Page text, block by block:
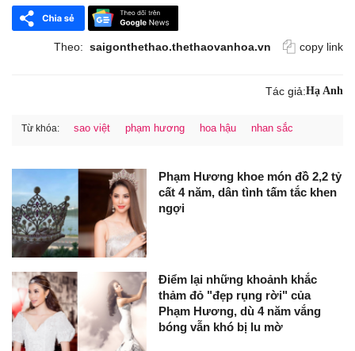
Theo: saigonthethao.thethaovanhoa.vn copy link
Tác giả:Hạ Anh
Từ khóa: sao việt phạm hương hoa hậu nhan sắc
Phạm Hương khoe món đồ 2,2 tỷ
cất 4 năm, dân tình tấm tắc khen
ngợi
Điểm lại những khoảnh khắc
thảm đỏ "đẹp rụng rời" của
Phạm Hương, dù 4 năm vắng
bóng vẫn khó bị lu mờ